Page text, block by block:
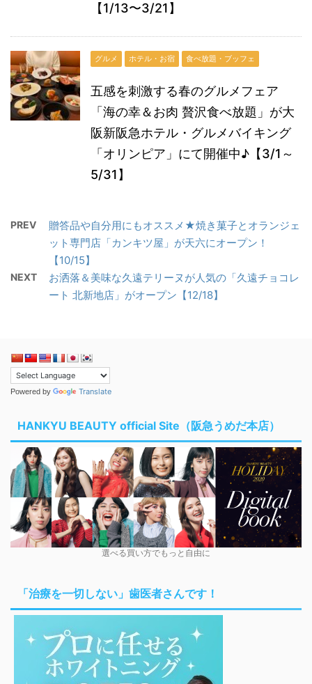
【1/13〜3/21】
グルメ ホテル・お宿 食べ放題・ブッフェ
五感を刺激する春のグルメフェア
「海の幸＆お肉 贅沢食べ放題」が大
阪新阪急ホテル・グルメバイキング
「オリンピア」にて開催中♪【3/1～
5/31】
PREV
贈答品や自分用にもオススメ★焼き菓子とオランジェ
ット専門店「カンキツ屋」が天六にオープン！
【10/15】
NEXT
お洒落＆美味な久遠テリーヌが人気の「久遠チョコレ
ート 北新地店」がオープン【12/18】
Powered by Translate
HANKYU BEAUTY official Site（阪急うめだ本店）
選べる買い方でもっと自由に
「治療を一切しない」歯医者さんです！